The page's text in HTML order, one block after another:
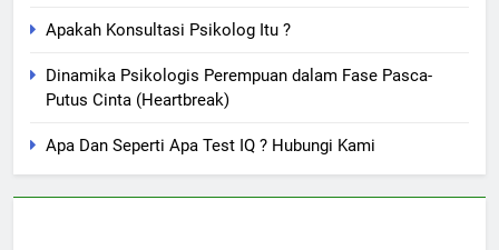
Apakah Konsultasi Psikolog Itu ?
Dinamika Psikologis Perempuan dalam Fase Pasca-
Putus Cinta (Heartbreak)
Apa Dan Seperti Apa Test IQ ? Hubungi Kami